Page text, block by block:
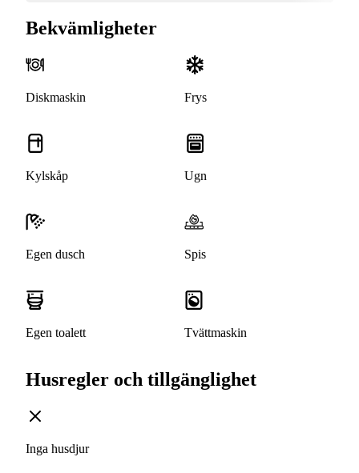
Bekvämligheter
Diskmaskin Frys
Kylskåp Ugn
Egen dusch Spis
Egen toalett Tvättmaskin
Husregler och tillgänglighet
Inga husdjur